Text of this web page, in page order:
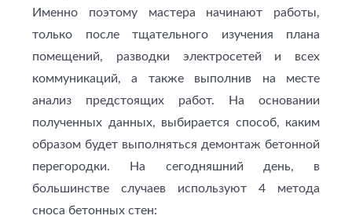
Именно поэтому мастера начинают работы,
только после тщательного изучения плана
помещений, разводки электросетей и всех
коммуникаций, а также выполнив на месте
анализ предстоящих работ. На основании
полученных данных, выбирается способ, каким
образом будет выполняться демонтаж бетонной
перегородки. На сегодняшний день, в
большинстве случаев используют 4 метода
сноса бетонных стен: